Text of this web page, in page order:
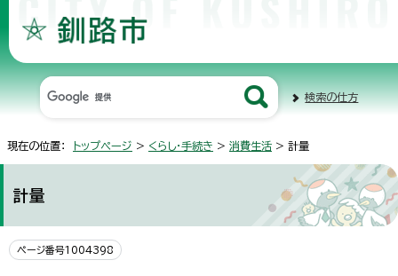
検索の仕方
現在の位置： トップページ > くらし・手続き > 消費生活 > 計量
計量
ページ番号1004398